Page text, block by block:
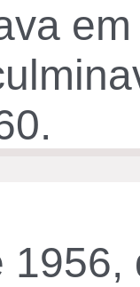
1956,